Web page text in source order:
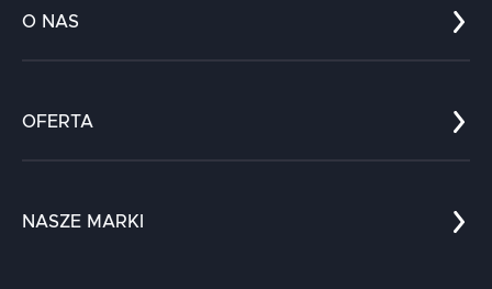
O NAS
Kariera
Kontakt
OFERTA
Chatboty
NASZE MARKI